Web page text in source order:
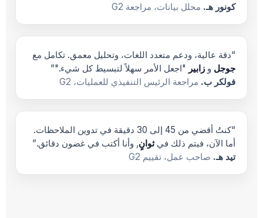
كونور هـ. محلل بيانات، مراجعة G2
“دقة عالية، ودعم متعدد اللغات، وتحليل معمق. تكامل مع
جوجل و زابير "اجعل الأمر سهلاً لتبسيط كل شيء."”
فولكر ب. مراجعة الرئيس التنفيذي للعمليات، G2
“كنتُ أقضي من 45 إلى 30 دقيقة في تدوين الملاحظات.
أما الآن، فيتم ذلك فيثوانٍ, وأنا أكتب في غضون دقائق.”
تيد هـ. صاحب عمل، تقييم G2